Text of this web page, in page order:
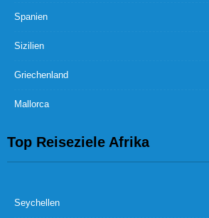
Spanien
Sizilien
Griechenland
Mallorca
Top Reiseziele Afrika
Seychellen